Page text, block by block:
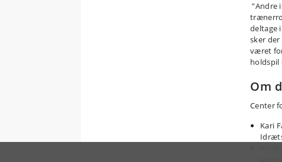
”Andre
deltage
sker
været
holdspil
Om
Center
Kari